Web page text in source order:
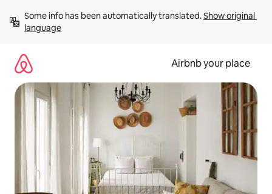
content
Some info has been automatically translated. Show original
language
Airbnb your place